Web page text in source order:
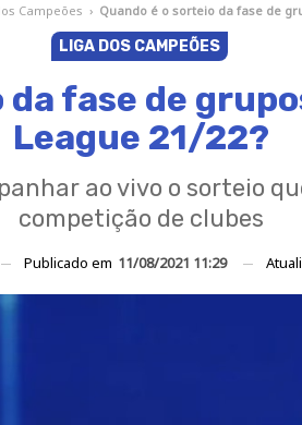
Campeões › Quando é o sorteio da fase de
LIGA DOS CAMPEÕES
da fase de
League 21/22?
ao vivo o sorteio
competição de clubes
Publicado em 11/08/2021 11:29